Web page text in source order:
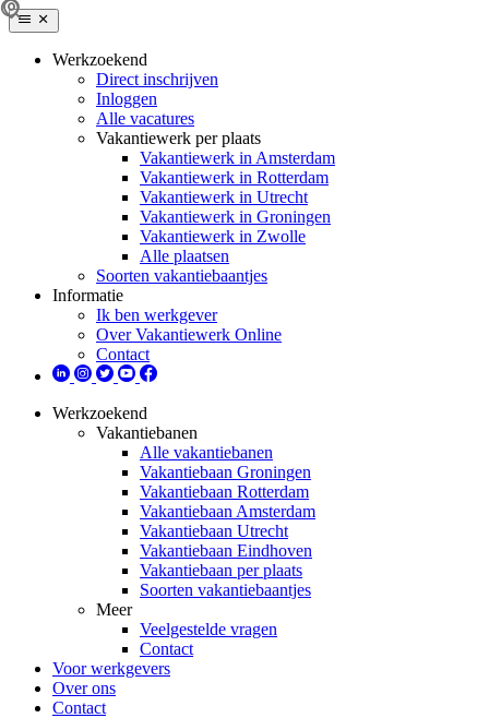
Werkzoekend
Direct inschrijven
Inloggen
Alle vacatures
Vakantiewerk per plaats
Vakantiewerk in Amsterdam
Vakantiewerk in Rotterdam
Vakantiewerk in Utrecht
Vakantiewerk in Groningen
Vakantiewerk in Zwolle
Alle plaatsen
Soorten vakantiebaantjes
Informatie
Ik ben werkgever
Over Vakantiewerk Online
Contact
Werkzoekend
Vakantiebanen
Alle vakantiebanen
Vakantiebaan Groningen
Vakantiebaan Rotterdam
Vakantiebaan Amsterdam
Vakantiebaan Utrecht
Vakantiebaan Eindhoven
Vakantiebaan per plaats
Soorten vakantiebaantjes
Meer
Veelgestelde vragen
Contact
Voor werkgevers
Over ons
Contact